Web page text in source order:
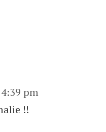
pm
!!